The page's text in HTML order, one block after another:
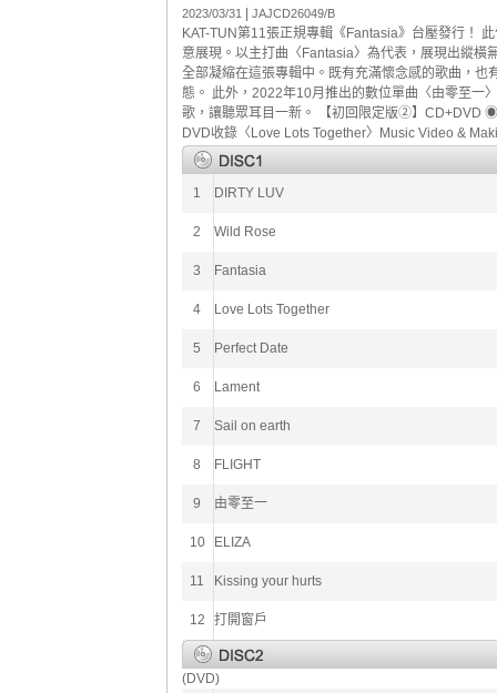
2023/03/31 JAJCD26049/B
KAT-TUN第11張正規專輯《Fantasia》台壓發行！
意展現。以主打曲〈Fantasia〉為代表，展現出縱橫
全部凝縮在這張專輯中。既有充滿懷念感的歌曲，也
態。 此外，2022年10月推出的數位單曲〈由零至一
歌，讓聽眾耳目一新。 【初回限定版②】
DVD收錄〈Love Lots Together〉Music Video &
1 DIRTY LUV
2 Wild Rose
3 Fantasia
4 Love Lots Together
5 Perfect Date
6 Lament
7 Sail on earth
8 FLIGHT
9 由零至一
10 ELIZA
11 Kissing your hurts
12 打開窗戶
(DVD)